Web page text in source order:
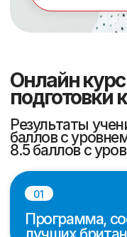
Программа,
лучших британских
IELTS – инструкторы
баллом 8.5 и 8.0
Занятия проходят на
платформе с
10 эссе в части Writing
Speaking с разбором
обратной связь от